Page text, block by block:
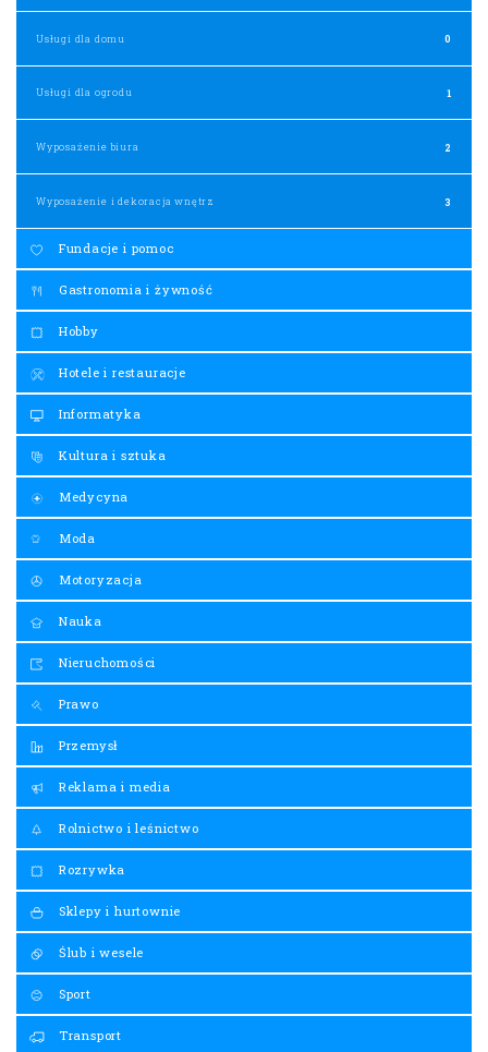
Usługi dla domu 0
Usługi dla ogrodu 1
Wyposażenie biura 2
Wyposażenie i dekoracja wnętrz 3
Fundacje i pomoc
Gastronomia i żywność
Hobby
Hotele i restauracje
Informatyka
Kultura i sztuka
Medycyna
Moda
Motoryzacja
Nauka
Nieruchomości
Prawo
Przemysł
Reklama i media
Rolnictwo i leśnictwo
Rozrywka
Sklepy i hurtownie
Ślub i wesele
Sport
Transport